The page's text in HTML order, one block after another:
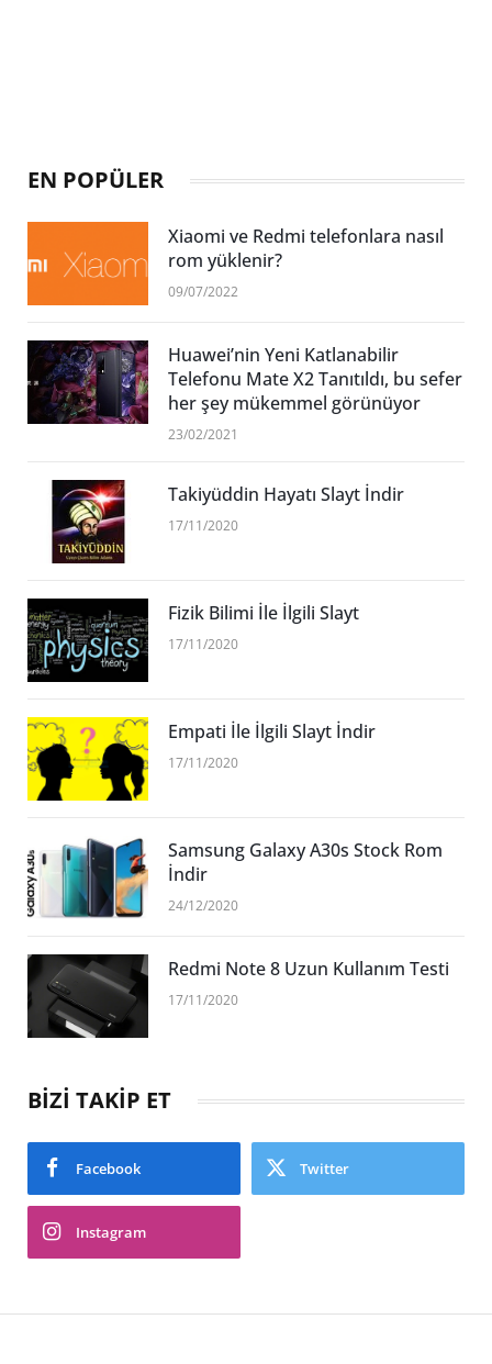
EN POPÜLER
Xiaomi ve Redmi telefonlara nasıl
rom yüklenir?
09/07/2022
Huawei’nin Yeni Katlanabilir
Telefonu Mate X2 Tanıtıldı, bu sefer
her şey mükemmel görünüyor
23/02/2021
Takiyüddin Hayatı Slayt İndir
17/11/2020
Fizik Bilimi İle İlgili Slayt
17/11/2020
Empati İle İlgili Slayt İndir
17/11/2020
Samsung Galaxy A30s Stock Rom
İndir
24/12/2020
Redmi Note 8 Uzun Kullanım Testi
17/11/2020
BİZİ TAKİP ET
Facebook Twitter
Instagram